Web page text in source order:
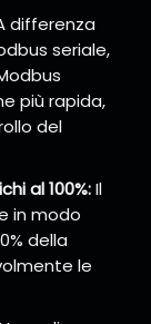
differenza
seriale,
più rapida,
del
al 100%:Il
in modo
della
le